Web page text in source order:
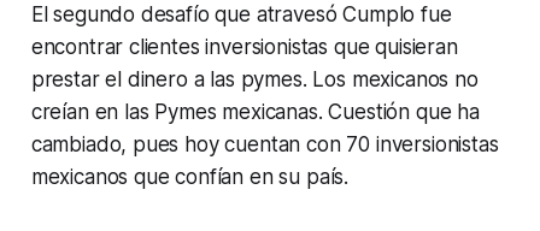
El segundo desafío que atravesó Cumplo fue
encontrar clientes inversionistas que quisieran
prestar el dinero a las pymes. Los mexicanos no
creían en las Pymes mexicanas. Cuestión que ha
cambiado, pues hoy cuentan con 70 inversionistas
mexicanos que confían en su país.